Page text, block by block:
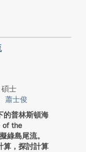
士
蕭士俊
的普林斯頓海
of the
綠島尾流。
算，探討計算